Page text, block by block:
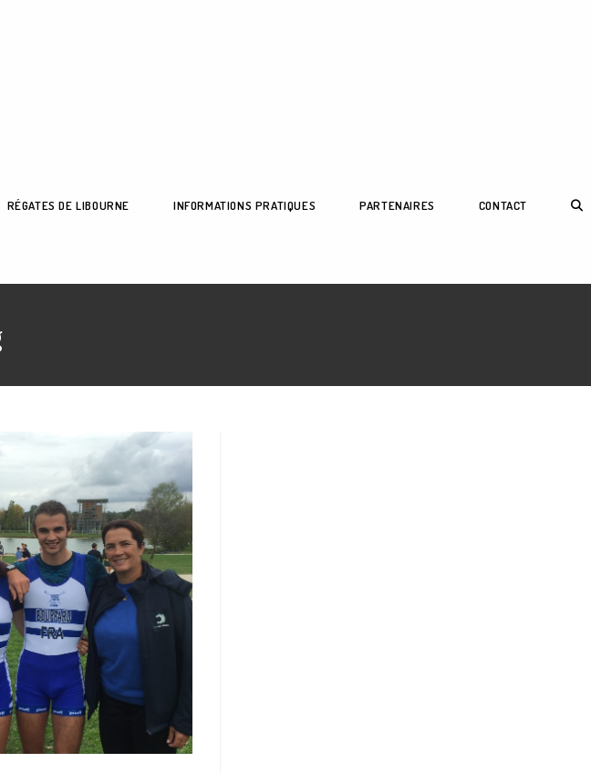
RÉGATES DE LIBOURNE INFORMATIONS PRATIQUES PARTENAIRES CONTACT